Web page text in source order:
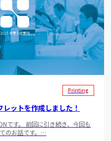
Printing
ットを作成しました！
です。 前回に引き続き、今回も
のお話です。…